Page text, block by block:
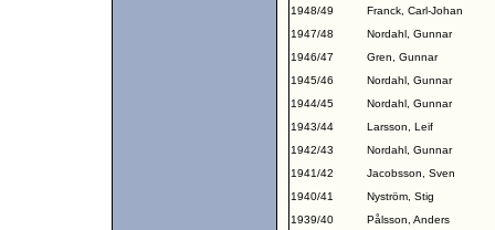
1948/49
Franck, Carl-Johan
1947/48
Nordahl, Gunnar
1946/47
Gren, Gunnar
1945/46
Nordahl, Gunnar
1944/45
Nordahl, Gunnar
1943/44
Larsson, Leif
1942/43
Nordahl, Gunnar
1941/42
Jacobsson, Sven
1940/41
Nyström, Stig
1939/40
Pålsson, Anders